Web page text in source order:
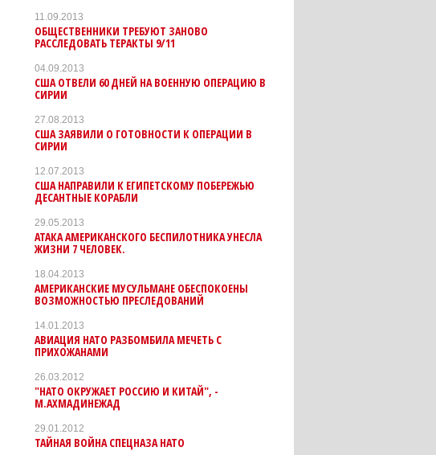
11.09.2013
ОБЩЕСТВЕННИКИ ТРЕБУЮТ ЗАНОВО
РАССЛЕДОВАТЬ ТЕРАКТЫ 9/11
04.09.2013
США ОТВЕЛИ 60 ДНЕЙ НА ВОЕННУЮ ОПЕРАЦИЮ В
СИРИИ
27.08.2013
США ЗАЯВИЛИ О ГОТОВНОСТИ К ОПЕРАЦИИ В
СИРИИ
12.07.2013
США НАПРАВИЛИ К ЕГИПЕТСКОМУ ПОБЕРЕЖЬЮ
ДЕСАНТНЫЕ КОРАБЛИ
29.05.2013
АТАКА АМЕРИКАНСКОГО БЕСПИЛОТНИКА УНЕСЛА
ЖИЗНИ 7 ЧЕЛОВЕК.
18.04.2013
АМЕРИКАНСКИЕ МУСУЛЬМАНЕ ОБЕСПОКОЕНЫ
ВОЗМОЖНОСТЬЮ ПРЕСЛЕДОВАНИЙ
14.01.2013
АВИАЦИЯ НАТО РАЗБОМБИЛА МЕЧЕТЬ С
ПРИХОЖАНАМИ
26.03.2012
"НАТО ОКРУЖАЕТ РОССИЮ И КИТАЙ", -
М.АХМАДИНЕЖАД
29.01.2012
ТАЙНАЯ ВОЙНА СПЕЦНАЗА НАТО